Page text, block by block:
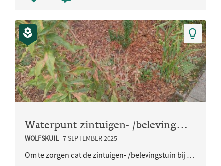
Waterpunt zintuigen- /belevingstuin Ridderspoor
WOLFSKUIL 7 SEPTEMBER 2025
Om te zorgen dat de zintuigen- /belevingstuin bij de speeltuin in Ridderspoor tijdens droge tijden..